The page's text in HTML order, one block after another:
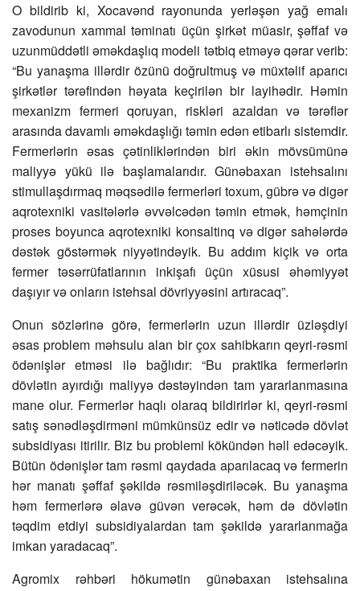
O bildirib ki, Xocavənd rayonunda yerləşən yağ emalı
zavodunun xammal təminatı üçün şirkət müasir, şəffaf və
uzunmüddətli əməkdaşlıq modeli tətbiq etməyə qərar verib:
“Bu yanaşma illərdir özünü doğrultmuş və müxtəlif aparıcı
şirkətlər tərəfindən həyata keçirilən bir layihədir. Həmin
mexanizm fermeri qoruyan, riskləri azaldan və tərəflər
arasında davamlı əməkdaşlığı təmin edən etibarlı sistemdir.
Fermerlərin əsas çətinliklərindən biri əkin mövsümünə
maliyyə yükü ilə başlamalarıdır. Günəbaxan istehsalını
stimullaşdırmaq məqsədilə fermerləri toxum, gübrə və digər
aqrotexniki vasitələrlə əvvəlcədən təmin etmək, həmçinin
proses boyunca aqrotexniki konsaltinq və digər sahələrdə
dəstək göstərmək niyyətindəyik. Bu addım kiçik və orta
fermer təsərrüfatlarının inkişafı üçün xüsusi əhəmiyyət
daşıyır və onların istehsal dövriyyəsini artıracaq”.
Onun sözlərinə görə, fermerlərin uzun illərdir üzləşdiyi
əsas problem məhsulu alan bir çox sahibkarın qeyri-rəsmi
ödənişlər etməsi ilə bağlıdır: “Bu praktika fermerlərin
dövlətin ayırdığı maliyyə dəstəyindən tam yararlanmasına
mane olur. Fermerlər haqlı olaraq bildirirlər ki, qeyri-rəsmi
satış sənədləşdirməni mümkünsüz edir və nəticədə dövlət
subsidiyası itirilir. Biz bu problemi kökündən həll edəcəyik.
Bütün ödənişlər tam rəsmi qaydada aparılacaq və fermerin
hər manatı şəffaf şəkildə rəsmiləşdiriləcək. Bu yanaşma
həm fermerlərə əlavə güvən verəcək, həm də dövlətin
təqdim etdiyi subsidiyalardan tam şəkildə yararlanmağa
imkan yaradacaq”.
Agromix rəhbəri hökumətin günəbaxan istehsalına